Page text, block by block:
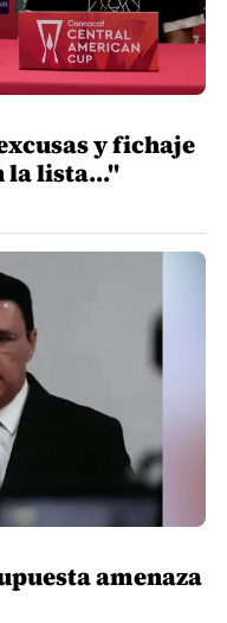
y fichaje
la lista..."
amenaza